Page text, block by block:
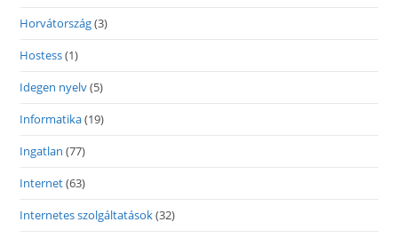
Horvátország(3)
Hostess(1)
Idegen nyelv(5)
Informatika(19)
Ingatlan (77)
Internet(63)
Internetes szolgáltatások(32)